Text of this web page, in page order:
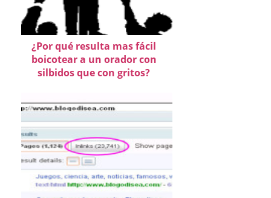
¿Por qué resulta mas fácil
boicotear a un orador con
silbidos que con gritos?